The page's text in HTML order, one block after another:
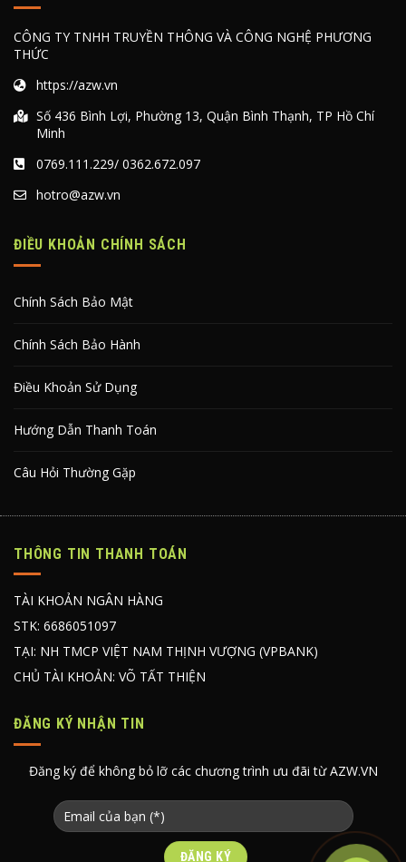
CÔNG TY TNHH TRUYỀN THÔNG VÀ CÔNG NGHỆ PHƯƠNG
THỨC
https://azw.vn
Số 436 Bình Lợi, Phường 13, Quận Bình Thạnh, TP Hồ Chí
Minh
0769.111.229/ 0362.672.097
hotro@azw.vn
ĐIỀU KHOẢN CHÍNH SÁCH
Chính Sách Bảo Mật
Chính Sách Bảo Hành
Điều Khoản Sử Dụng
Hướng Dẫn Thanh Toán
Câu Hỏi Thường Gặp
THÔNG TIN THANH TOÁN
TÀI KHOẢN NGÂN HÀNG
STK: 6686051097
TẠI: NH TMCP VIỆT NAM THỊNH VƯỢNG (VPBANK)
CHỦ TÀI KHOẢN: VÕ TẤT THIỆN
ĐĂNG KÝ NHẬN TIN
Đăng ký để không bỏ lỡ các chương trình ưu đãi từ AZW.VN